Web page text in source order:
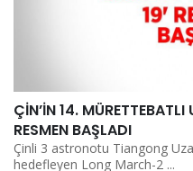
ÇİN’İN 14.
RESMEN BAŞLADI
Çinli 3 astronotu Tiangong
hedefleyen Long March-2 ...